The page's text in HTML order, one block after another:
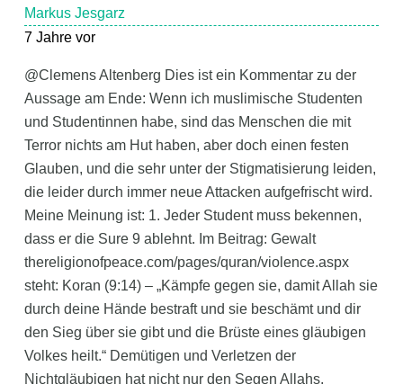
Markus Jesgarz
7 Jahre vor
@Clemens Altenberg Dies ist ein Kommentar zu der
Aussage am Ende: Wenn ich muslimische Studenten
und Studentinnen habe, sind das Menschen die mit
Terror nichts am Hut haben, aber doch einen festen
Glauben, und die sehr unter der Stigmatisierung leiden,
die leider durch immer neue Attacken aufgefrischt wird.
Meine Meinung ist: 1. Jeder Student muss bekennen,
dass er die Sure 9 ablehnt. Im Beitrag: Gewalt
thereligionofpeace.com/pages/quran/violence.aspx
steht: Koran (9:14) – „Kämpfe gegen sie, damit Allah sie
durch deine Hände bestraft und sie beschämt und dir
den Sieg über sie gibt und die Brüste eines gläubigen
Volkes heilt.“ Demütigen und Verletzen der
Nichtgläubigen hat nicht nur den Segen Allahs,